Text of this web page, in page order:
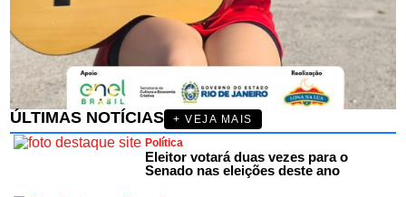
ÚLTIMAS NOTÍCIAS
+ VEJA MAIS
Política
Eleitor votará duas vezes para o
Senado nas eleições deste ano